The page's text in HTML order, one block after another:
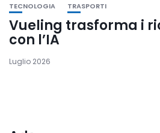
TECNOLOGIA TRASPORTI
Vueling trasforma i
con l’IA
Luglio 2026